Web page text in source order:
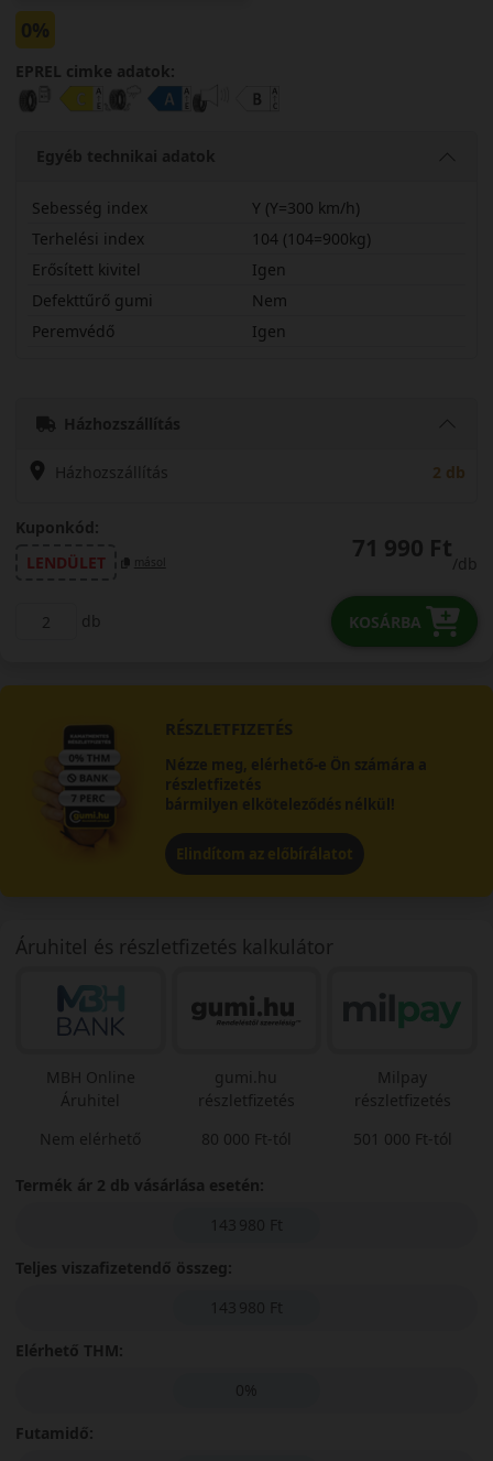
0%
EPREL cimke adatok:
Egyéb technikai adatok
Sebesség index
Y (Y=300 km/h)
Terhelési index
104 (104=900kg)
Erősített kivitel
Igen
Defekttűrő gumi
Nem
Peremvédő
Igen
Házhozszállítás
Házhozszállítás 2 db
Kuponkód:
LENDÜLET
másol 71 990 Ft
/db
db KOSÁRBA
RÉSZLETFIZETÉS
Nézze meg, elérhető-e Ön számára a
részletfizetés
bármilyen elköteleződés nélkül!
Elindítom az előbírálatot
Áruhitel és részletfizetés kalkulátor
MBH Online
Áruhitel
Nem elérhető
gumi.hu
részletfizetés
80 000 Ft-tól
Milpay
részletfizetés
501 000 Ft-tól
Termék ár 2 db vásárlása esetén:
143 980 Ft
Teljes viszafizetendő összeg:
143 980 Ft
Elérhető THM:
0%
Futamidő: